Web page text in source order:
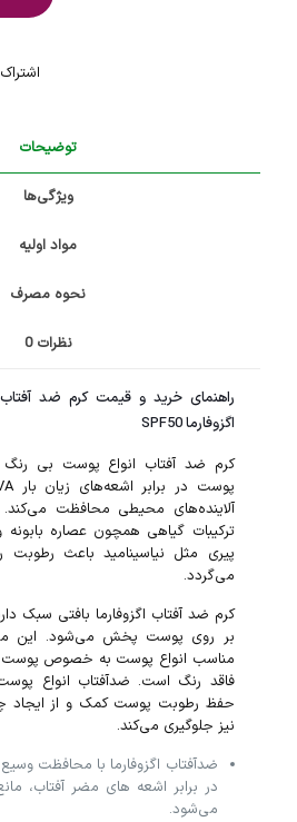
توضیحات
ویژگی‌ها
مواد اولیه
نحوه مصرف
نظرات0
راهنمای خرید و قیمت کرم ضد
اگزوفارما SPF50
آلاینده‌های محیطی محافظت
ترکیبات گیاهی همچون عصاره
پیری مثل نیاسینامید باعث
می‌گردد.
کرم ضد آفتاب اگزوفارما بافتی سبک
بر روی پوست پخش می‌شود. این
مناسب انواع پوست به خصوص پوست
فاقد رنگ است. ضدآفتاب انواع
حفظ رطوبت پوست کمک و از
نیز جلوگیری می‌کند.
ضدآفتاب اگزوفارما با محافظت
در برابر اشعه های مضر آفتاب،
می‌شود.